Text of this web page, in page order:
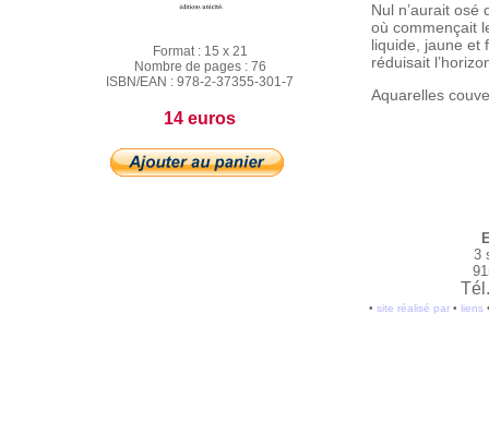
Format : 15 x 21
Nombre de pages : 76
ISBN/EAN : 978-2-37355-301-7
14 euros
Nul n’aurait osé
où commençait
liquide, jaune et
réduisait
Aquarelles
3
• site réalisé par• liens